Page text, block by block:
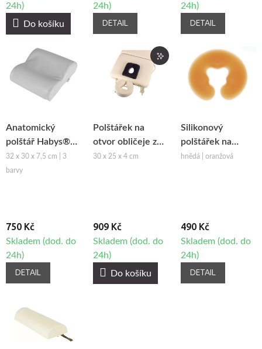
24h)
Do košíku
24h)
DETAIL
24h)
DETAIL
Anatomický
polštář Habys®
Satin Comfort
32 x 30 x 7,5 cm | 3
barvy
750 Kč
Skladem (dod. do
24h)
DETAIL
Polštářek na
otvor obličeje z
paměťové pěny
30 x 25 x 4 cm
909 Kč
Skladem (dod. do
24h)
Do košíku
Silikonový
polštářek na
podhlavník Fabulo
hnědá | oranžová
490 Kč
Skladem (dod. do
24h)
DETAIL